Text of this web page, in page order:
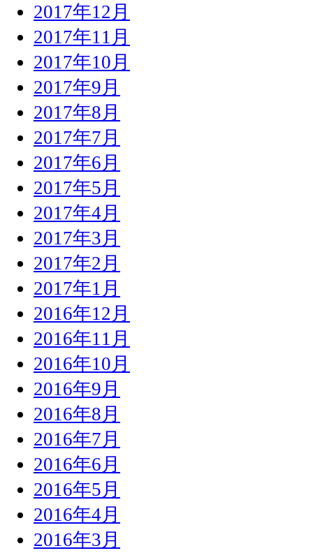
2017年12月
2017年11月
2017年10月
2017年9月
2017年8月
2017年7月
2017年6月
2017年5月
2017年4月
2017年3月
2017年2月
2017年1月
2016年12月
2016年11月
2016年10月
2016年9月
2016年8月
2016年7月
2016年6月
2016年5月
2016年4月
2016年3月